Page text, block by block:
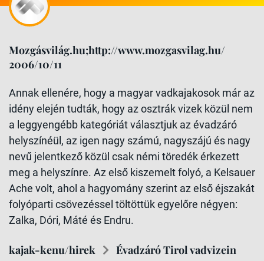
Mozgásvilág.hu;http://www.mozgasvilag.hu/
2006/10/11
Annak ellenére, hogy a magyar vadkajakosok már az
idény elején tudták, hogy az osztrák vizek közül nem
a leggyengébb kategóriát választjuk az évadzáró
helyszínéül, az igen nagy számú, nagyszájú és nagy
nevű jelentkező közül csak némi töredék érkezett
meg a helyszínre. Az első kiszemelt folyó, a Kelsauer
Ache volt, ahol a hagyomány szerint az első éjszakát
folyóparti csövezéssel töltöttük egyelőre négyen:
Zalka, Dóri, Máté és Endru.
kajak-kenu/hirek Évadzáró Tirol vadvizein